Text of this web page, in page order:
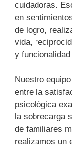
cuidadoras.
en
de logro,
vida,
y
Nuestro
entre la
psicológica
la sobrecarga
de familiares
realizamos un